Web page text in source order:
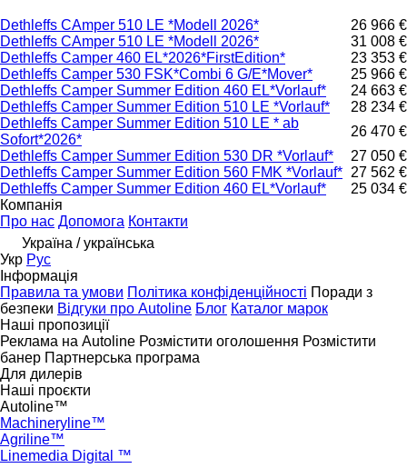
Dethleffs CAmper 510 LE *Modell 2026*
26 966 €
Dethleffs CAmper 510 LE *Modell 2026*
31 008 €
Dethleffs Camper 460 EL*2026*FirstEdition*
23 353 €
Dethleffs Camper 530 FSK*Combi 6 G/E*Mover*
25 966 €
Dethleffs Camper Summer Edition 460 EL*Vorlauf*
24 663 €
Dethleffs Camper Summer Edition 510 LE *Vorlauf*
28 234 €
Dethleffs Camper Summer Edition 510 LE * ab
Sofort*2026*
26 470 €
Dethleffs Camper Summer Edition 530 DR *Vorlauf*
27 050 €
Dethleffs Camper Summer Edition 560 FMK *Vorlauf* 27 562 €
Dethleffs Camper Summer Edition 460 EL*Vorlauf*
25 034 €
Компанія
Про нас Допомога Контакти
Україна / українська
Укр Рус
Інформація
Правила та умови Політика конфіденційності Поради з
безпеки Відгуки про Autoline Блог Каталог марок
Наші пропозиції
Реклама на Autoline Розмістити оголошення Розмістити
банер Партнерська програма
Для дилерів
Наші проєкти
Autoline™
Machineryline™
Agriline™
Linemedia Digital ™